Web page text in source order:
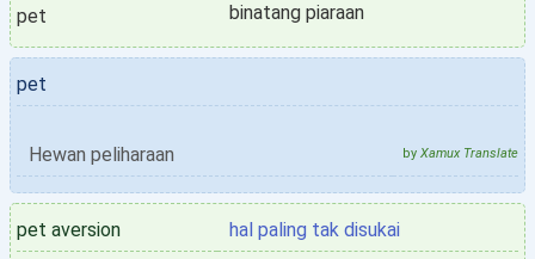
pet binatang piaraan
pet
Hewan peliharaan by Xamux Translate
pet aversion
hal paling tak disukai